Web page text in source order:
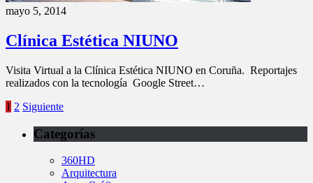
mayo 5, 2014
Clínica Estética NIUNO
Visita Virtual a la Clínica Estética NIUNO en Coruña. Reportajes
realizados con la tecnología Google Street…
1 2 Siguiente
Categorías
360HD
Arquitectura